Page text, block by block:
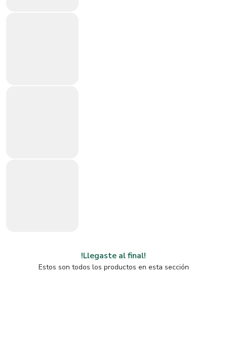
!Llegaste al final!
Estos son todos los productos en esta sección